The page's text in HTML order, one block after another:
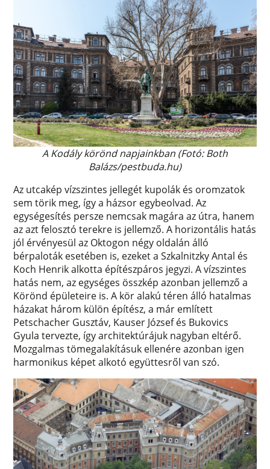
A Kodály körönd napjainkban (Fotó: Both
Balázs/pestbuda.hu)
Az utcakép vízszintes jellegét kupolák és oromzatok
sem törik meg, így a házsor egybeolvad. Az
egységesítés persze nemcsak magára az útra, hanem
az azt felosztó terekre is jellemző. A horizontális hatás
jól érvényesül az Oktogon négy oldalán álló
bérpaloták esetében is, ezeket a Szkalnitzky Antal és
Koch Henrik alkotta építészpáros jegyzi. A vízszintes
hatás nem, az egységes összkép azonban jellemző a
Körönd épületeire is. A kör alakú téren álló hatalmas
házakat három külön építész, a már említett
Petschacher Gusztáv, Kauser József és Bukovics
Gyula tervezte, így architektúrájuk nagyban eltérő.
Mozgalmas tömegalakításuk ellenére azonban igen
harmonikus képet alkotó együttesről van szó.